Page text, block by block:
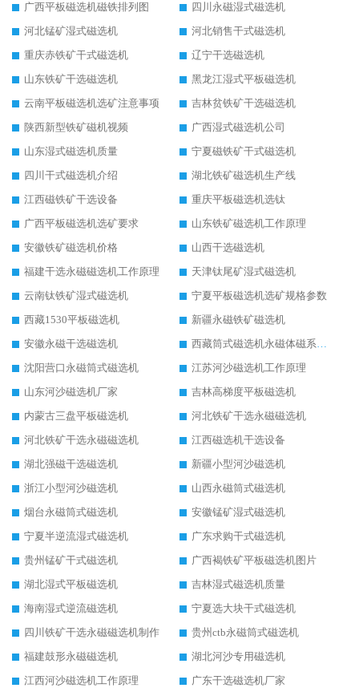
广西平板磁选机磁铁排列图
四川永磁湿式磁选机
河北锰矿湿式磁选机
河北销售干式磁选机
重庆赤铁矿干式磁选机
辽宁干选磁选机
山东铁矿干选磁选机
黑龙江湿式平板磁选机
云南平板磁选机选矿注意事项
吉林贫铁矿干选磁选机
陕西新型铁矿磁机视频
广西湿式磁选机公司
山东湿式磁选机质量
宁夏磁铁矿干式磁选机
四川干式磁选机介绍
湖北铁矿磁选机生产线
江西磁铁矿干选设备
重庆平板磁选机选钛
广西平板磁选机选矿要求
山东铁矿磁选机工作原理
安徽铁矿磁选机价格
山西干选磁选机
福建干选永磁磁选机工作原理
天津钛尾矿湿式磁选机
云南钛铁矿湿式磁选机
宁夏平板磁选机选矿规格参数
西藏1530平板磁选机
新疆永磁铁矿磁选机
安徽永磁干选磁选机
西藏筒式磁选机永磁体磁系设计
沈阳营口永磁筒式磁选机
江苏河沙磁选机工作原理
山东河沙磁选机厂家
吉林高梯度平板磁选机
内蒙古三盘平板磁选机
河北铁矿干选永磁磁选机
河北铁矿干选永磁磁选机
江西磁选机干选设备
湖北强磁干选磁选机
新疆小型河沙磁选机
浙江小型河沙磁选机
山西永磁筒式磁选机
烟台永磁筒式磁选机
安徽锰矿湿式磁选机
宁夏半逆流湿式磁选机
广东求购干式磁选机
贵州锰矿干式磁选机
广西褐铁矿平板磁选机图片
湖北湿式平板磁选机
吉林湿式磁选机质量
海南湿式逆流磁选机
宁夏选大块干式磁选机
四川铁矿干选永磁磁选机制作
贵州ctb永磁筒式磁选机
福建鼓形永磁磁选机
湖北河沙专用磁选机
江西河沙磁选机工作原理
广东干选磁选机厂家